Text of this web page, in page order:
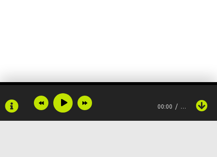
Твои слова у меня в голове
Люблю тебя, говорил ты мне
00:00